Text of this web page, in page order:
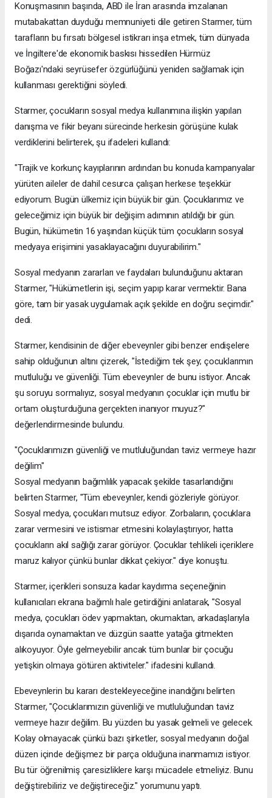
Konuşmasının başında, ABD ile İran arasında imzalanan
mutabakattan duyduğu memnuniyeti dile getiren Starmer, tüm
tarafların bu fırsatı bölgesel istikrarı inşa etmek, tüm dünyada
ve İngiltere'de ekonomik baskısı hissedilen Hürmüz
Boğazı'ndaki seyrüsefer özgürlüğünü yeniden sağlamak için
kullanması gerektiğini söyledi.
Starmer, çocukların sosyal medya kullanımına ilişkin yapılan
danışma ve fikir beyanı sürecinde herkesin görüşüne kulak
verdiklerini belirterek, şu ifadeleri kullandı:
"Trajik ve korkunç kayıplarının ardından bu konuda kampanyalar
yürüten aileler de dahil cesurca çalışan herkese teşekkür
ediyorum. Bugün ülkemiz için büyük bir gün. Çocuklarımız ve
geleceğimiz için büyük bir değişim adımının atıldığı bir gün.
Bugün, hükümetin 16 yaşından küçük tüm çocukların sosyal
medyaya erişimini yasaklayacağını duyurabilirim."
Sosyal medyanın zararları ve faydaları bulunduğunu aktaran
Starmer, "Hükümetlerin işi, seçim yapıp karar vermektir. Bana
göre, tam bir yasak uygulamak açık şekilde en doğru seçimdir."
dedi.
Starmer, kendisinin de diğer ebeveynler gibi benzer endişelere
sahip olduğunun altını çizerek, "İstediğim tek şey; çocuklarımın
mutluluğu ve güvenliği. Tüm ebeveynler de bunu istiyor. Ancak
şu soruyu sormalıyız, sosyal medyanın çocuklar için mutlu bir
ortam oluşturduğuna gerçekten inanıyor muyuz?"
değerlendirmesinde bulundu.
"Çocuklarımızın güvenliği ve mutluluğundan taviz vermeye hazır
değilim"
Sosyal medyanın bağımlılık yapacak şekilde tasarlandığını
belirten Starmer, "Tüm ebeveynler, kendi gözleriyle görüyor.
Sosyal medya, çocukları mutsuz ediyor. Zorbaların, çocuklara
zarar vermesini ve istismar etmesini kolaylaştırıyor, hatta
çocukların akıl sağlığı zarar görüyor. Çocuklar tehlikeli içeriklere
maruz kalıyor çünkü bunlar dikkat çekiyor." diye konuştu.
Starmer, içerikleri sonsuza kadar kaydırma seçeneğinin
kullanıcıları ekrana bağımlı hale getirdiğini anlatarak, "Sosyal
medya, çocukları ödev yapmaktan, okumaktan, arkadaşlarıyla
dışarıda oynamaktan ve düzgün saatte yatağa gitmekten
alıkoyuyor. Öyle gelmeyebilir ancak tüm bunlar bir çocuğu
yetişkin olmaya götüren aktiviteler." ifadesini kullandı.
Ebeveynlerin bu kararı destekleyeceğine inandığını belirten
Starmer, "Çocuklarımızın güvenliği ve mutluluğundan taviz
vermeye hazır değilim. Bu yüzden bu yasak gelmeli ve gelecek.
Kolay olmayacak çünkü bazı şirketler, sosyal medyanın doğal
düzen içinde değişmez bir parça olduğuna inanmamızı istiyor.
Bu tür öğrenilmiş çaresizliklere karşı mücadele etmeliyiz. Bunu
değiştirebiliriz ve değiştireceğiz." yorumunu yaptı.